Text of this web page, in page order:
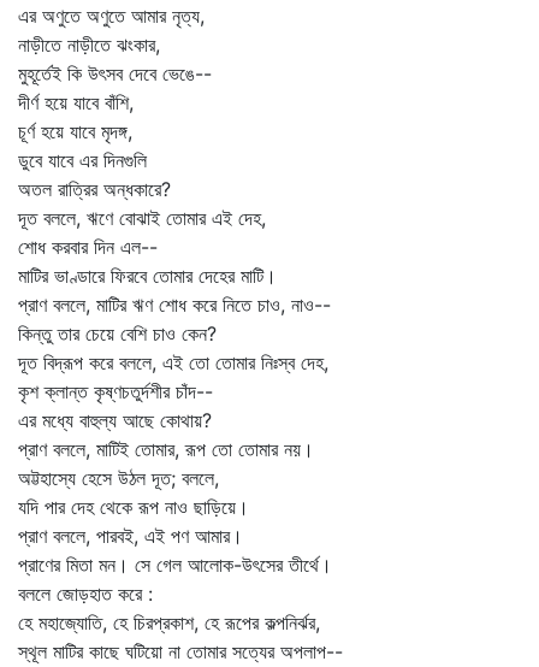
এর অণুতে অণুতে আমার নৃত্য,
নাড়ীতে নাড়ীতে ঝংকার,
মুহূর্তেই কি উৎসব দেবে ভেঙে--
দীর্ণ হয়ে যাবে বাঁশি,
চূর্ণ হয়ে যাবে মৃদঙ্গ,
ডুবে যাবে এর দিনগুলি
অতল রাত্রির অন্ধকারে?
দূত বললে, ঋণে বোঝাই তোমার এই দেহ,
শোধ করবার দিন এল--
মাটির ভাণ্ডারে ফিরবে তোমার দেহের মাটি।
প্রাণ বললে, মাটির ঋণ শোধ করে নিতে চাও, নাও--
কিন্তু তার চেয়ে বেশি চাও কেন?
দূত বিদ্রূপ করে বললে, এই তো তোমার নিঃস্ব দেহ,
কৃশ ক্লান্ত কৃষ্ণচতুর্দশীর চাঁদ--
এর মধ্যে বাহুল্য আছে কোথায়?
প্রাণ বললে, মাটিই তোমার, রূপ তো তোমার নয়।
অট্টহাস্যে হেসে উঠল দূত; বললে,
যদি পার দেহ থেকে রূপ নাও ছাড়িয়ে।
প্রাণ বললে, পারবই, এই পণ আমার।
প্রাণের মিতা মন। সে গেল আলোক-উৎসের তীর্থে।
বললে জোড়হাত করে :
হে মহাজ্যোতি, হে চিরপ্রকাশ, হে রূপের কল্পনির্ঝর,
স্থূল মাটির কাছে ঘটিয়ো না তোমার সত্যের অপলাপ--